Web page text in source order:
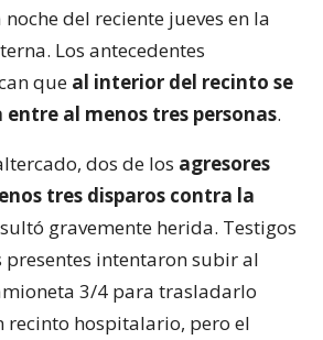
del reciente jueves en la
Los antecedentes
que al interior del recinto se
al menos tres personas.
dos de los agresores
tres disparos contra la
gravemente herida. Testigos
presentes intentaron subir al
3/4 para trasladarlo
recinto hospitalario, pero el